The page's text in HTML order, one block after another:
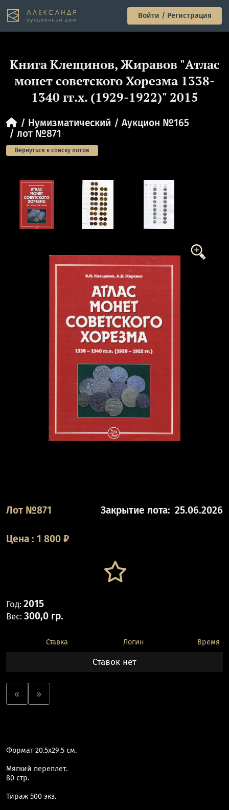
Войти / Регистрация
Книга Клещинов, Жиравов "Атлас
монет советского Хорезма 1338-
1340 гг.х. (1929-1922)" 2015
Нумизматический
Аукцион №165
лот №871
Вернуться к списку лотов
Лот №871 Закрытие лота: 25.06.2026
Цена : 1 800 ₽
Год: 2015
Вес: 300,0 гр.
Ставка Логин Время
Ставок нет
« »
Формат 20.5х29.5 см.
Мягкий переплет.
80 стр.
Тираж 500 экз.